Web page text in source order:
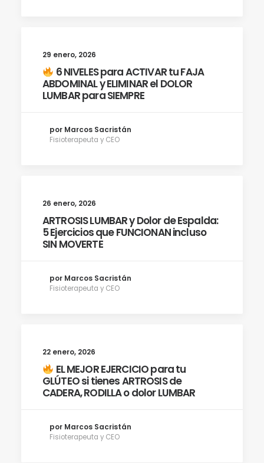
29 enero, 2026
6 NIVELES para ACTIVAR tu FAJA
ABDOMINAL y ELIMINAR el DOLOR
LUMBAR para SIEMPRE
por Marcos Sacristán
Fisioterapeuta y CEO
26 enero, 2026
ARTROSIS LUMBAR y Dolor de Espalda:
5 Ejercicios que FUNCIONAN incluso
SIN MOVERTE
por Marcos Sacristán
Fisioterapeuta y CEO
22 enero, 2026
EL MEJOR EJERCICIO para tu
GLÚTEO si tienes ARTROSIS de
CADERA, RODILLA o dolor LUMBAR
por Marcos Sacristán
Fisioterapeuta y CEO